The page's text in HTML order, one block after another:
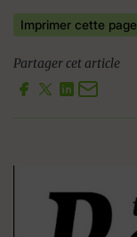
Imprimer cette page
Partager cet article